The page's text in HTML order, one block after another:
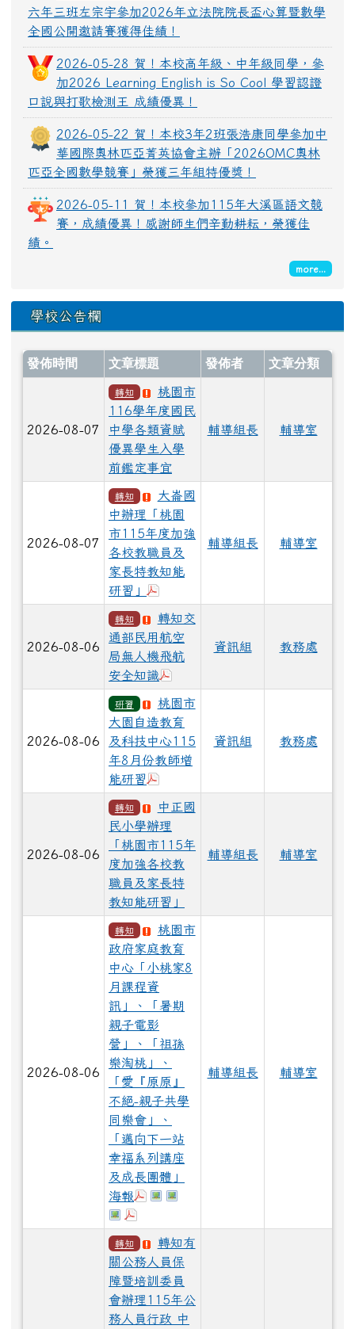
六年三班左宗宇參加2026年立法院院長盃心算暨數學
全國公開邀請賽獲得佳績！
2026-05-28 賀！本校高年級、中年級同學，參
加2026 Learning English is So Cool 學習認證
口說與打歌檢測王 成績優異！
2026-05-22 賀！本校3年2班張浩康同學參加中
華國際奧林匹亞菁英協會主辦「2026OMC奧林
匹亞全國數學競賽」榮獲三年組特優獎！
2026-05-11 賀！本校參加115年大溪區語文競
賽，成績優異！感謝師生們辛勤耕耘，榮獲佳
績。
more...
學校公告欄
發佈時間 文章標題 發佈者 文章分類
2026-08-07
轉知
桃園市
116學年度國民
中學各類資賦
優異學生入學
前鑑定事宜
輔導組長 輔導室
2026-08-07
轉知
大崙國
中辦理「桃園
市115年度加強
各校教職員及
家長特教知能
研習」
輔導組長 輔導室
2026-08-06
轉知
轉知交
通部民用航空
局無人機飛航
安全知識
資訊組 教務處
2026-08-06
研習
桃園市
大園自造教育
及科技中心115
年8月份教師增
能研習
資訊組 教務處
2026-08-06
轉知
中正國
民小學辦理
「桃園市115年
度加強各校教
職員及家長特
教知能研習」
輔導組長 輔導室
2026-08-06
轉知
桃園市
政府家庭教育
中心「小桃家8
月課程資
訊」、「暑期
親子電影
營」、「祖孫
樂淘桃」、
「愛『原原』
不絕-親子共學
同樂會」、
「邁向下一站
幸福系列講座
及成長團體」
海報
於彈跳視窗觀看：小桃家8月課程資
於彈跳視窗觀看：祖孫樂淘桃.jpg
於彈跳視窗觀看：愛『原原』不絕-親子
輔導組長 輔導室
轉知
轉知有
關公務人員保
障暨培訓委員
會辦理115年公
務人員行政 中